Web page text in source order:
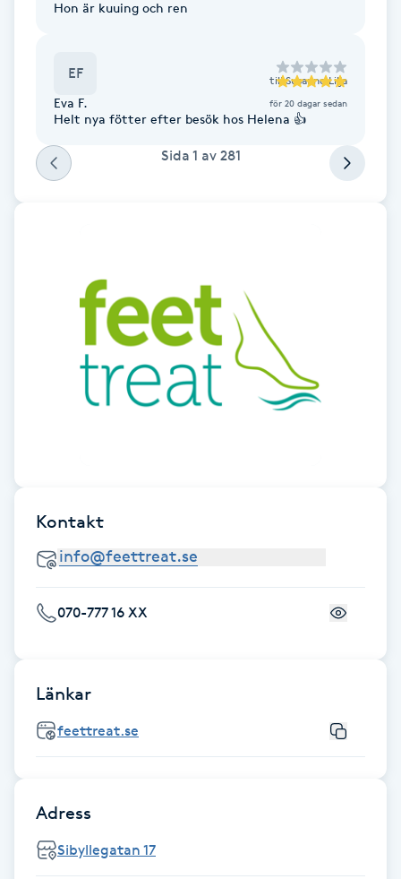
Fransk manikyr
Fransrengöring
Frekvensterapi
Friskvård
Funktionsanalys
Gel naglar
Gellack
Gravidmassage
Gravidyoga
Gua Sha-massage
Hon är kuuing och ren
EF till Susanne Lilja
Eva F. för 20 dagar sedan
Helt nya fötter efter besök hos Helena 👍
Sida 1 av 281
Kontakt
070-777 16 XX
Länkar
feettreat.se
Adress
Sibyllegatan 17